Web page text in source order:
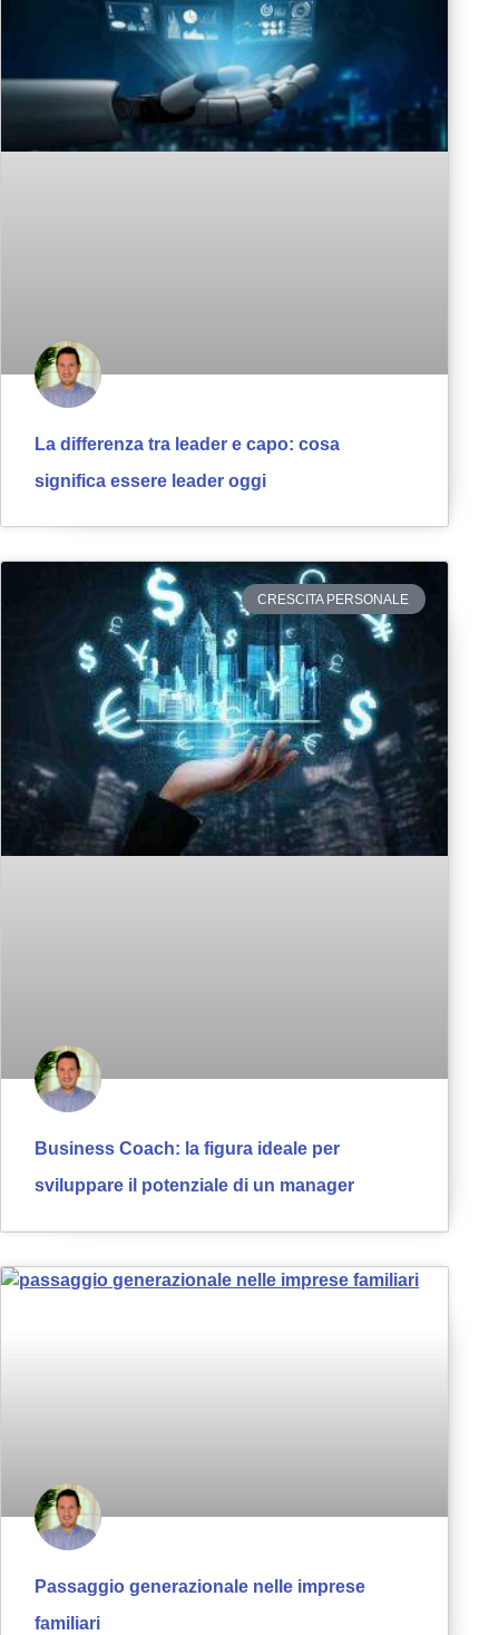
La differenza tra leader e capo: cosa
significa essere leader oggi
CRESCITA PERSONALE
Business Coach: la figura ideale per
sviluppare il potenziale di un manager
Passaggio generazionale nelle imprese
familiari